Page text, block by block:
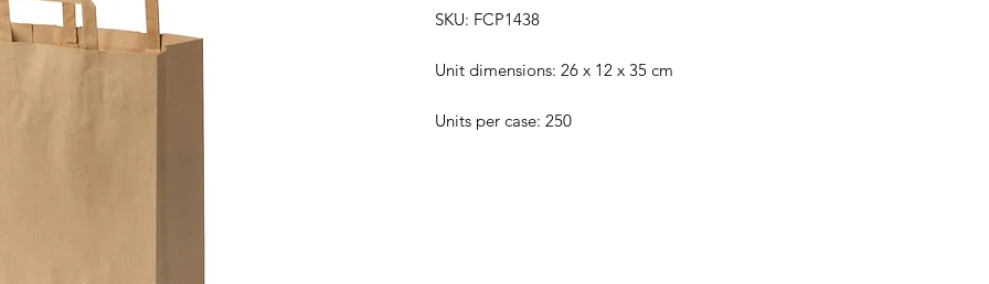
SKU: FCP1438
Unit dimensions: 26 x 12 x 35 cm
Units per case: 250